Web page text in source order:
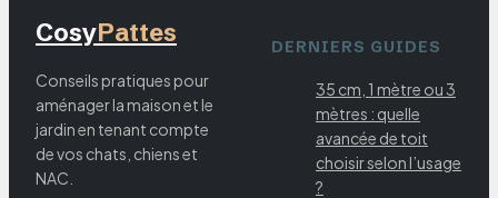
CosyPattes
Conseils pratiques pour
aménager la maison et le
jardin en tenant compte
de vos chats, chiens et
NAC.
DERNIERS GUIDES
35 cm, 1 mètre ou 3
mètres : quelle
avancée de toit
choisir selon l’usage
?